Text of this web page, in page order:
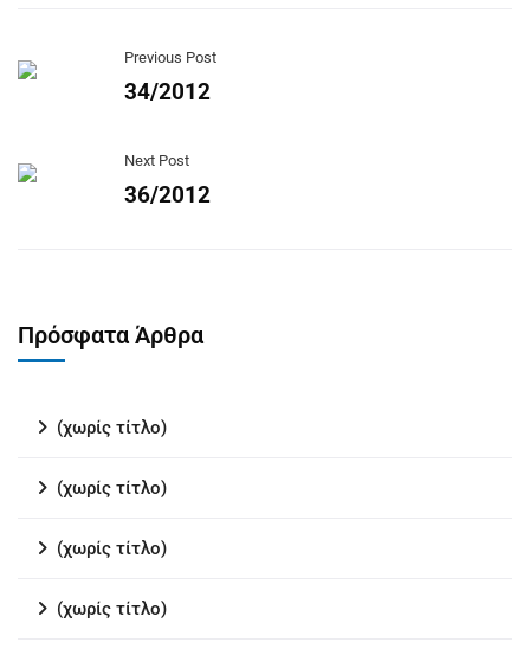
Previous Post
34/2012
Next Post
36/2012
Πρόσφατα Άρθρα
(χωρίς τίτλο)
(χωρίς τίτλο)
(χωρίς τίτλο)
(χωρίς τίτλο)